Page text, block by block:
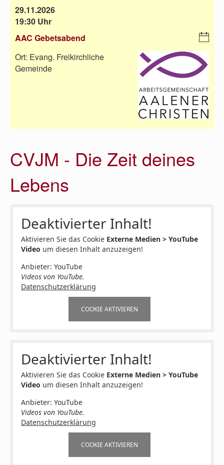
d
29.11.2026
19:30 Uhr
AAC Gebetsabend
C
al
en
r-
D
o
w
Ort: Evang. Freikirchliche
Gemeinde
CVJM - Die Zeit deines
Lebens
Deaktivierter Inhalt!
Aktivieren Sie das Cookie Externe Medien > YouTube
Video um diesen Inhalt anzuzeigen!
Anbieter: YouTube
Videos von YouTube.
Datenschutzerklärung
COOKIE AKTIVIEREN
Deaktivierter Inhalt!
Aktivieren Sie das Cookie Externe Medien > YouTube
Video um diesen Inhalt anzuzeigen!
Anbieter: YouTube
Videos von YouTube.
Datenschutzerklärung
COOKIE AKTIVIEREN